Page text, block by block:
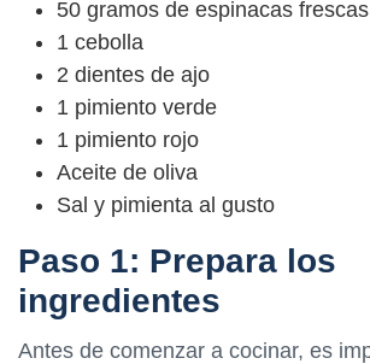
50 gramos de espinacas frescas
1 cebolla
2 dientes de ajo
1 pimiento verde
1 pimiento rojo
Aceite de oliva
Sal y pimienta al gusto
Paso 1: Prepara los
ingredientes
Antes de comenzar a cocinar, es